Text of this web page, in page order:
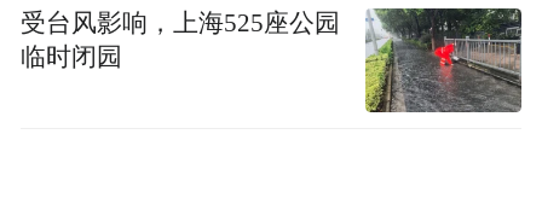
受台风影响，上海525座公园
临时闭园